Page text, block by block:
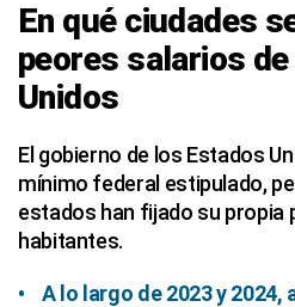
En qué ciudades
peores salarios
Unidos
El gobierno de los Estados
mínimo federal estipulado,
estados han fijado su propia
habitantes.
A lo largo de 2023 y